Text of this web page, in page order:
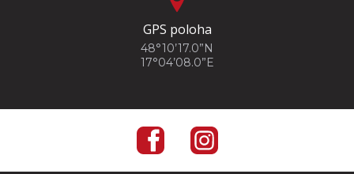
GPS poloha
48°10’17.0”N
17°04’08.0”E